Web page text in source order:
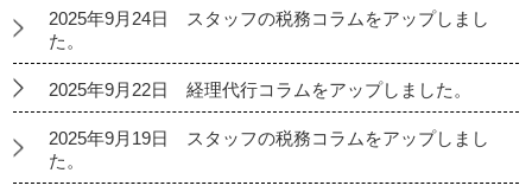
2025年9月24日 スタッフの税務コラムをアップしまし
た。
2025年9月22日 経理代行コラムをアップしました。
2025年9月19日 スタッフの税務コラムをアップしまし
た。